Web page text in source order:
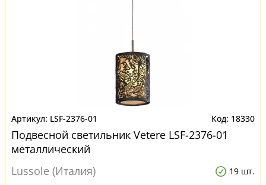
LSF-2376-01 18330
Подвесной светильник Vetere LSF-2376-01
металлический
Lussole (Италия)
19 шт.